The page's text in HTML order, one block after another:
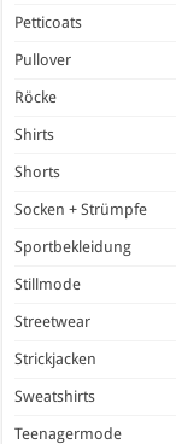
Petticoats
Pullover
Röcke
Shirts
Shorts
Socken + Strümpfe
Sportbekleidung
Stillmode
Streetwear
Strickjacken
Sweatshirts
Teenagermode